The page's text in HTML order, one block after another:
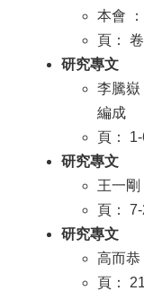
本會
頁：
研究專文
李騰嶽
編成
頁：
研究專文
王一
頁：
研究專文
高而恭
頁：